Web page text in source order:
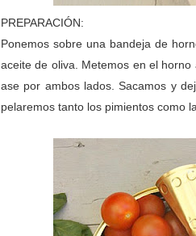
PREPARACIÓN:
Ponemos sobre una bandeja de
aceite de oliva. Metemos en el
ase por ambos lados. Sacamos y
pelaremos tanto los pimientos como